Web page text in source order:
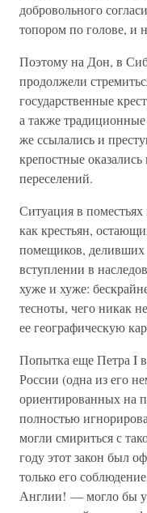
добровольного
топором по голове, и
Поэтому на Дон, в
продолжели
государственные
а также
же ссылались и
крепостные
переселений.
Ситуация в
как крестьян,
помещиков,
вступлении в
хуже и хуже:
тесноты, чего никак
ее географическую
Попытка еще Петра I
России (одна из его
ориентированных на
полностью
могли смириться с
году этот закон был
только его
Англии! — могло бы